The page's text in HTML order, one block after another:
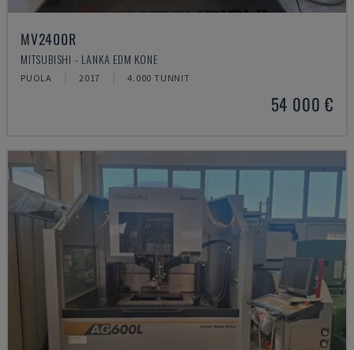
MV2400R
MITSUBISHI - LANKA EDM KONE
PUOLA 2017 4.000 TUNNIT
54 000 €